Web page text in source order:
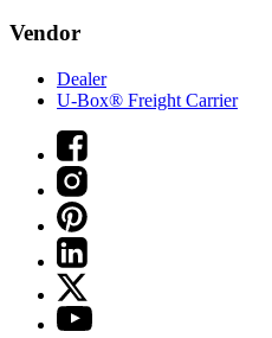
Vendor
Dealer
U-Box® Freight Carrier